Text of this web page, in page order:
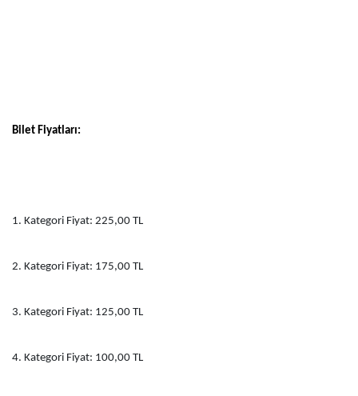
Bilet Fiyatları:
1. Kategori Fiyat: 225,00 TL
2. Kategori Fiyat: 175,00 TL
3. Kategori Fiyat: 125,00 TL
4. Kategori Fiyat: 100,00 TL